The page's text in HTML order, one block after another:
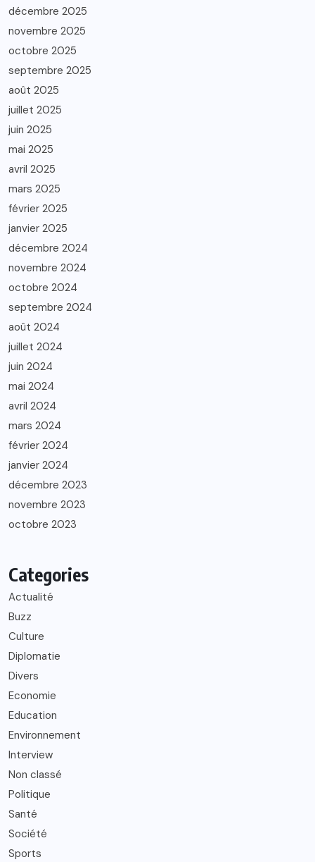
décembre 2025
novembre 2025
octobre 2025
septembre 2025
août 2025
juillet 2025
juin 2025
mai 2025
avril 2025
mars 2025
février 2025
janvier 2025
décembre 2024
novembre 2024
octobre 2024
septembre 2024
août 2024
juillet 2024
juin 2024
mai 2024
avril 2024
mars 2024
février 2024
janvier 2024
décembre 2023
novembre 2023
octobre 2023
Categories
Actualité
Buzz
Culture
Diplomatie
Divers
Economie
Education
Environnement
Interview
Non classé
Politique
Santé
Société
Sports